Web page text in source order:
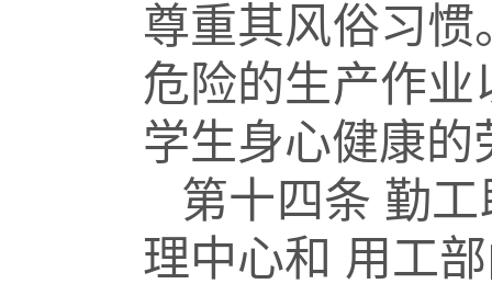
尊重其风俗习惯
危险的生产作
学生身心健康的
第十四条 勤
理中心和 用工